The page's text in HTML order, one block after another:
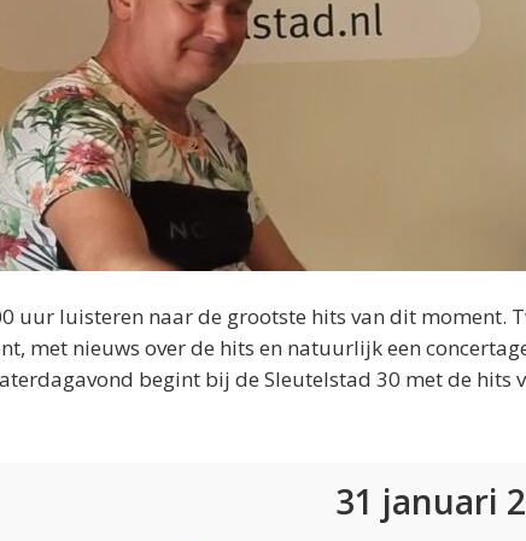
uur luisteren naar de grootste hits van dit moment.
met nieuws over de hits en natuurlijk een
begint bij de Sleutelstad 30 met de hits
31 januari